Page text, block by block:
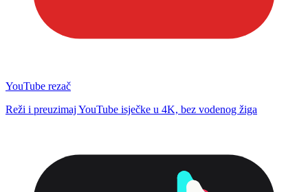
YouTube rezač
Reži i preuzimaj YouTube isječke u 4K, bez vodenog žiga